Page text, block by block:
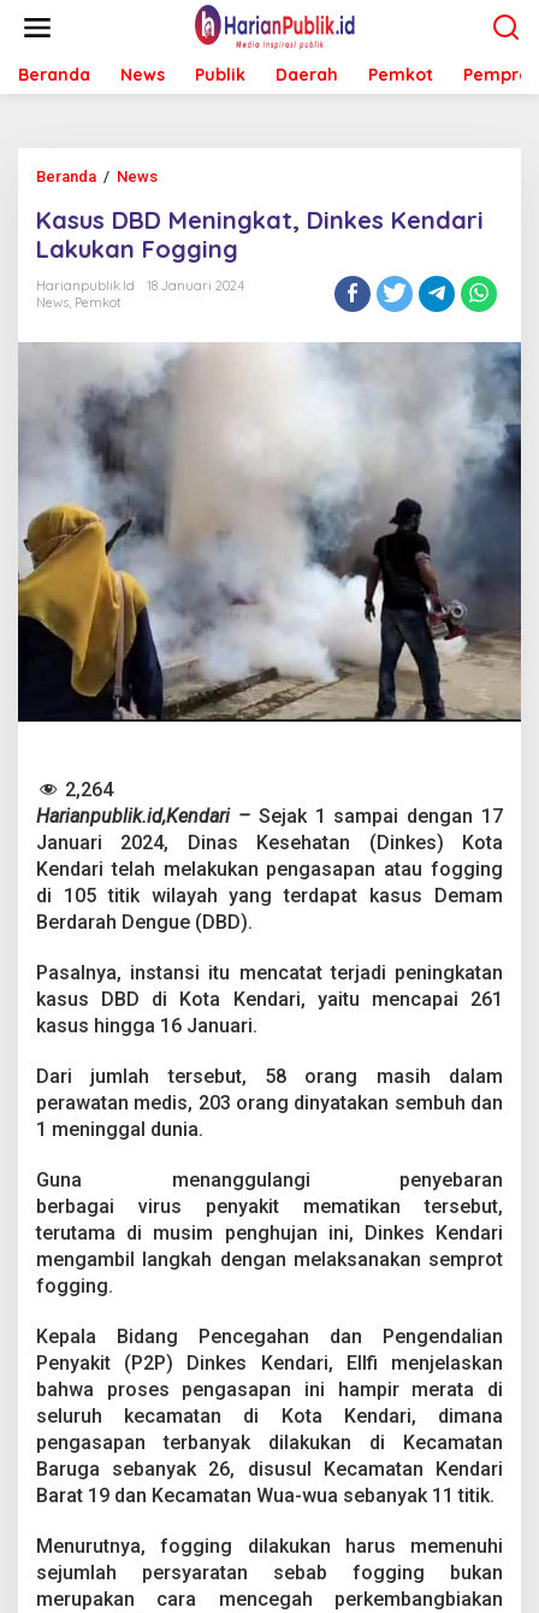
t
Beranda News Publik Daerah Pemkot Pemprov
Beranda / News
s
u
s
D
M
e
n
t
,
i
n
e
s
K
e
r
i
L
a
k
u
k
n
F
o
n
g
Kasus DBD Meningkat, Dinkes Kendari
Lakukan Fogging
Harianpublik.id
18 Januari 2024
News, Pemkot
2,264
Harianpublik.id,Kendari – Sejak 1 sampai dengan 17
Januari 2024, Dinas Kesehatan (Dinkes) Kota
Kendari telah melakukan pengasapan atau fogging
di 105 titik wilayah yang terdapat kasus Demam
Berdarah Dengue (DBD).
Pasalnya, instansi itu mencatat terjadi peningkatan
kasus DBD di Kota Kendari, yaitu mencapai 261
kasus hingga 16 Januari.
Dari jumlah tersebut, 58 orang masih dalam
perawatan medis, 203 orang dinyatakan sembuh dan
1 meninggal dunia.
Guna menanggulangi penyebaran
berbagai virus penyakit mematikan tersebut,
terutama di musim penghujan ini, Dinkes Kendari
mengambil langkah dengan melaksanakan semprot
fogging.
Kepala Bidang Pencegahan dan Pengendalian
Penyakit (P2P) Dinkes Kendari, Ellfi menjelaskan
bahwa proses pengasapan ini hampir merata di
seluruh kecamatan di Kota Kendari, dimana
pengasapan terbanyak dilakukan di Kecamatan
Baruga sebanyak 26, disusul Kecamatan Kendari
Barat 19 dan Kecamatan Wua-wua sebanyak 11 titik.
Menurutnya, fogging dilakukan harus memenuhi
sejumlah persyaratan sebab fogging bukan
merupakan cara mencegah perkembangbiakan